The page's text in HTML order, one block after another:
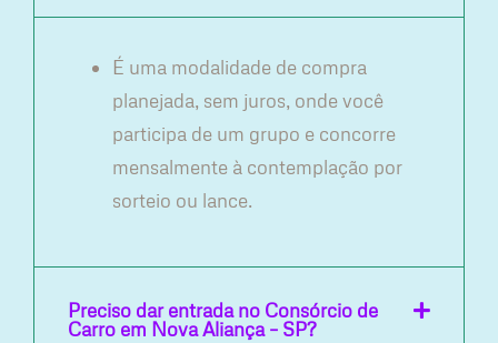
É uma modalidade de compra
planejada, sem juros, onde você
participa de um grupo e concorre
mensalmente à contemplação por
sorteio ou lance.
Preciso dar entrada no Consórcio de
Carro em Nova Aliança – SP?